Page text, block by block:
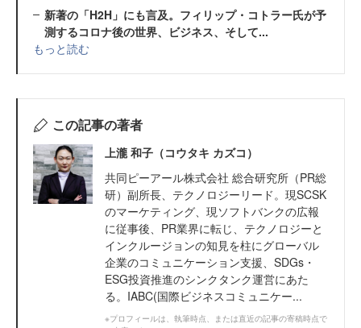
新著の「H2H」にも言及。フィリップ・コトラー氏が予
測するコロナ後の世界、ビジネス、そして...
もっと読む
この記事の著者
上瀧 和子（コウタキ カズコ）
共同ピーアール株式会社 総合研究所（PR総
研）副所長、テクノロジーリード。現SCSK
のマーケティング、現ソフトバンクの広報
に従事後、PR業界に転じ、テクノロジーと
インクルージョンの知見を柱にグローバル
企業のコミュニケーション支援、SDGs・
ESG投資推進のシンクタンク運営にあた
る。IABC(国際ビジネスコミュニケー...
※プロフィールは、執筆時点、または直近の記事の寄稿時点で